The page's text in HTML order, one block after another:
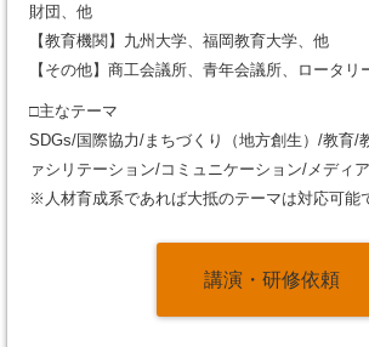
財団、他
【教育機関】九州大学、福岡教育大学、他
【その他】商工会議所、青年会議所、ロータリ
□主なテーマ
SDGs/国際協力/まちづくり（地方創生）/教育/
ァシリテーション/コミュニケーション/メディ
※人材育成系であれば大抵のテーマは対応可能
講演・研修依頼